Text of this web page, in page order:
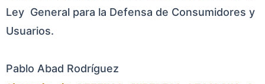
Ley General para la Defensa de Consumidores y
Usuarios.
Pablo Abad Rodríguez